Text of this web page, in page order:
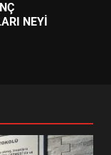
NEYİ